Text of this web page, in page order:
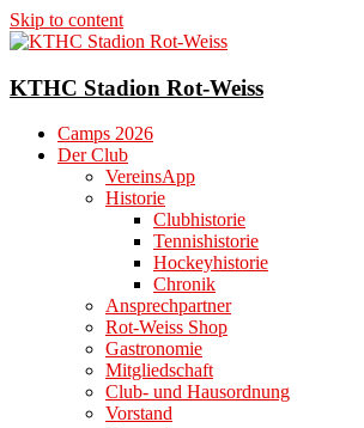
Skip to content
KTHC Stadion Rot-Weiss
Camps 2026
Der Club
VereinsApp
Historie
Clubhistorie
Tennishistorie
Hockeyhistorie
Chronik
Ansprechpartner
Rot-Weiss Shop
Gastronomie
Mitgliedschaft
Club- und Hausordnung
Vorstand